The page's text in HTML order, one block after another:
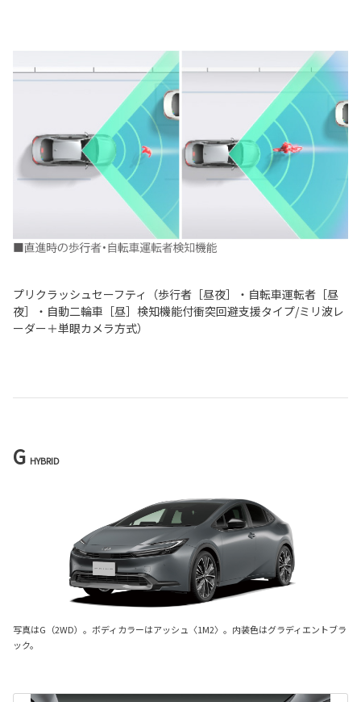
プリクラッシュセーフティ（歩行者［昼夜］・自転車運転者［昼
夜］・自動二輪車［昼］検知機能付衝突回避支援タイプ/ミリ波レ
ーダー＋単眼カメラ方式）
G HYBRID
写真はG（2WD）。ボディカラーはアッシュ〈1M2〉。内装色はグラディエントブラ
ック。